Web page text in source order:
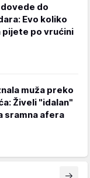
do
Evo koliko
po vrućini
muža preko
Živeli "idalan"
sramna afera